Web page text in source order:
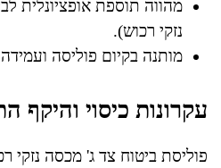
מהווה תוספת אופציונלית
נזקי רכוש).
מותנה בקיום פוליסה
עקרונות כיסוי והיקף
פוליסת ביטוח צד ג' מכסה נזקי